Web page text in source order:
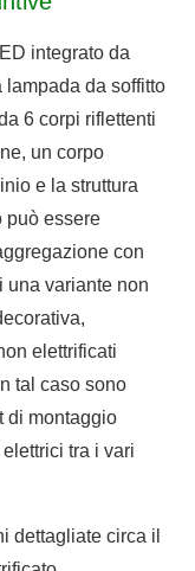
integrato da
lampada da soffitto
6 corpi riflettenti
un corpo
e la struttura
può essere
con
una variante non
elettrificati
tal caso sono
di montaggio
tra i vari
dettagliate circa il